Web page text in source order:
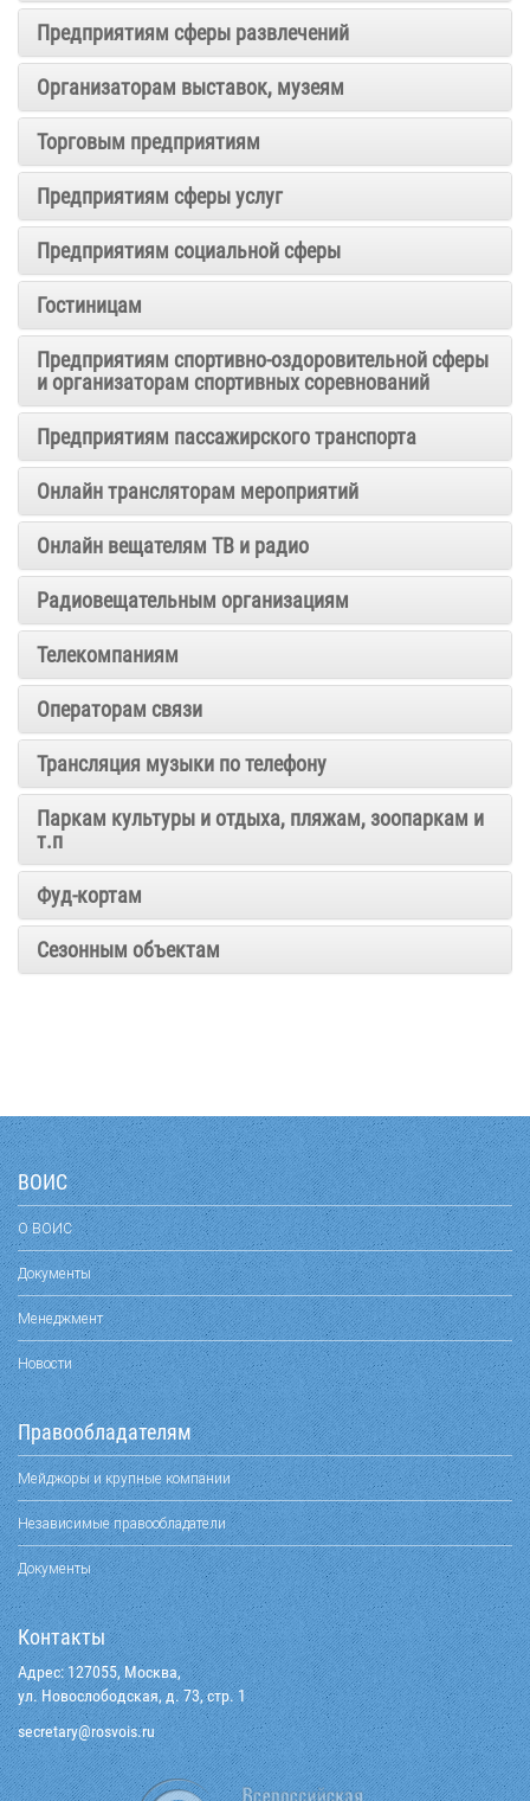
Предприятиям сферы развлечений
Организаторам выставок, музеям
Торговым предприятиям
Предприятиям сферы услуг
Предприятиям социальной сферы
Гостиницам
Предприятиям спортивно-оздоровительной сферы
и организаторам спортивных соревнований
Предприятиям пассажирского транспорта
Онлайн трансляторам мероприятий
Онлайн вещателям ТВ и радио
Радиовещательным организациям
Телекомпаниям
Операторам связи
Трансляция музыки по телефону
Паркам культуры и отдыха, пляжам, зоопаркам и
т.п
Фуд-кортам
Сезонным объектам
ВОИС
О ВОИС
Документы
Менеджмент
Новости
Правообладателям
Мейджоры и крупные компании
Независимые правообладатели
Документы
Контакты
Адрес: 127055, Москва,
ул. Новослободская, д. 73, стр. 1
ur.siovsor
@yraterces